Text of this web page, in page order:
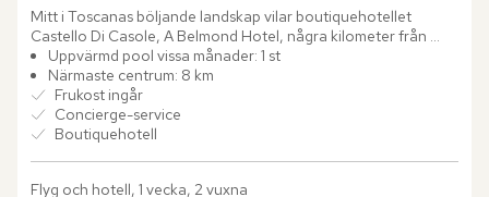
Mitt i Toscanas böljande landskap vilar boutiquehotellet
Castello Di Casole, A Belmond Hotel, några kilometer från
Casole d'Elsa. Platsen bär ett jordbruksarv som sträcker sig...
Uppvärmd pool vissa månader: 1 st
Närmaste centrum: 8 km
Frukost ingår
Concierge-service
Boutiquehotell
Flyg och hotell, 1 vecka, 2 vuxna